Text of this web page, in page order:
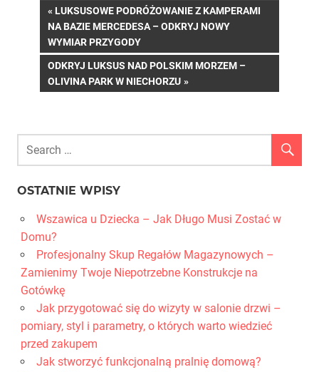
Nawigacja
wpisu
PREVIOUS
POST:
LUKSUSOWE PODRÓŻOWANIE Z KAMPERAMI
NA BAZIE MERCEDESA – ODKRYJ NOWY
WYMIAR PRZYGODY
NEXT
POST:
ODKRYJ LUKSUS NAD POLSKIM MORZEM –
OLIVINA PARK W NIECHORZU
OSTATNIE WPISY
Wszawica u Dziecka – Jak Długo Musi Zostać w
Domu?
Profesjonalny Skup Regałów Magazynowych –
Zamienimy Twoje Niepotrzebne Konstrukcje na
Gotówkę
Jak przygotować się do wizyty w salonie drzwi –
pomiary, styl i parametry, o których warto wiedzieć
przed zakupem
Jak stworzyć funkcjonalną pralnię domową?